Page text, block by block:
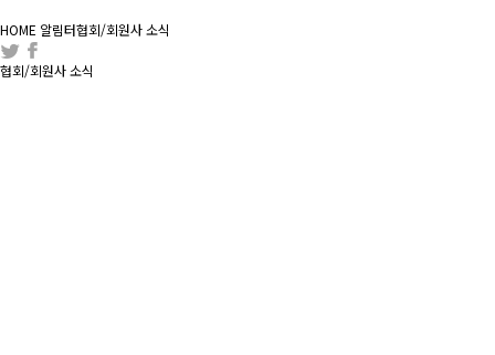
HOME 알림터협회/회원사 소식
협회/회원사 소식